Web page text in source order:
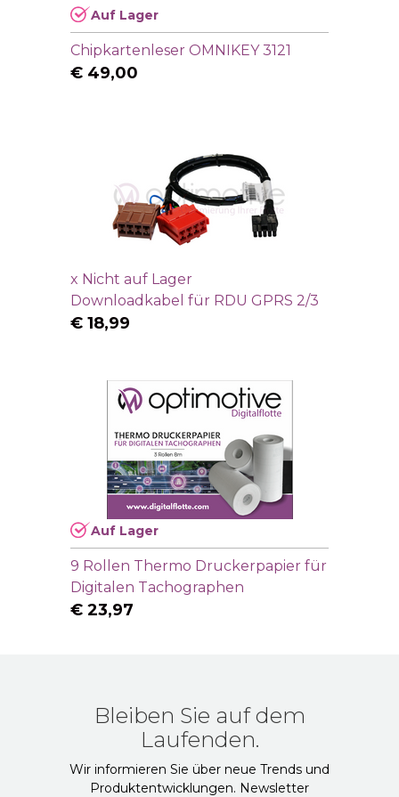
Auf Lager
Chipkartenleser OMNIKEY 3121
€ 49,00
x Nicht auf Lager
Downloadkabel für RDU GPRS 2/3
€ 18,99
Auf Lager
9 Rollen Thermo Druckerpapier für
Digitalen Tachographen
€ 23,97
Bleiben Sie auf dem
Laufenden.
Wir informieren Sie über neue Trends und
Produktentwicklungen. Newsletter